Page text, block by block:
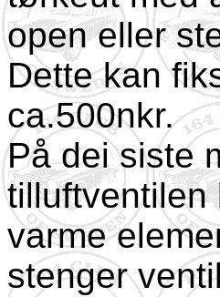
open eller
Dette kan
ca.500nkr.
På dei siste
tilluftventilen
varme
stenger